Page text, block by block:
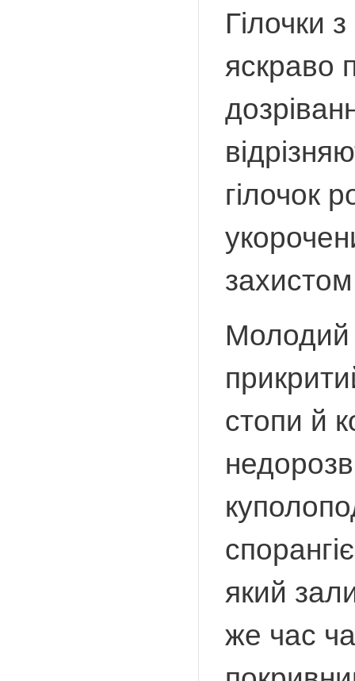
Гілочки
яскраво
гілочок
Молодий
стопи й
який
же час